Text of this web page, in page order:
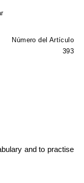
Número del Artículo
393
and to practise